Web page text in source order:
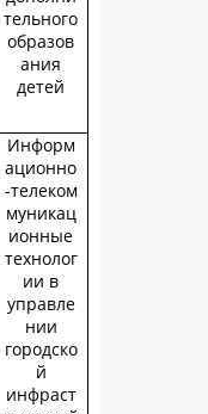
тельного
образов
ания
детей
Информ
ационно
-телеком
муникац
ионные
технолог
ии в
управле
нии
городско
й
инфраст